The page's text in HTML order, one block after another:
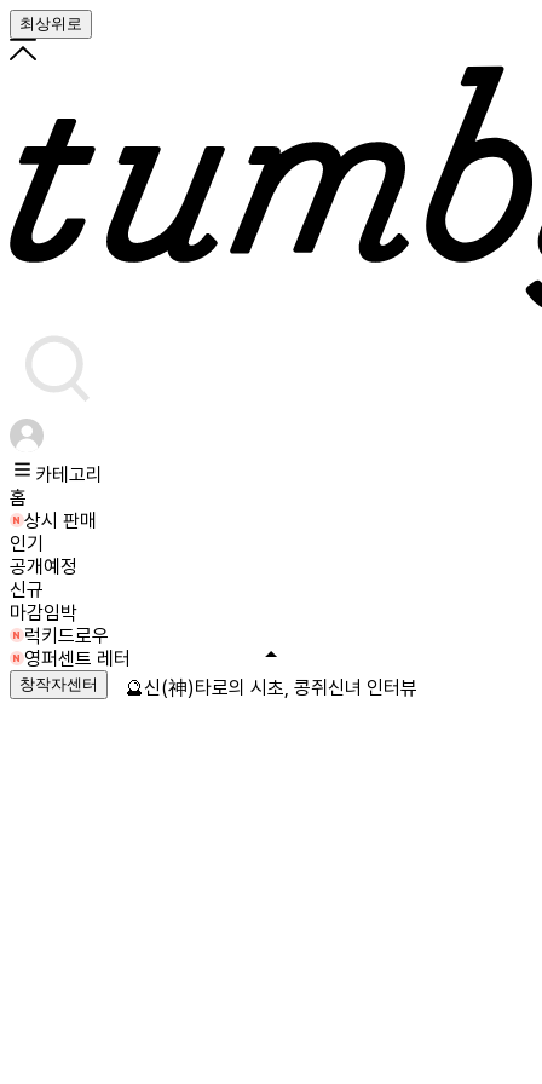
최상위로
카테고리
홈
상시 판매
인기
공개예정
신규
마감임박
럭키드로우
영퍼센트 레터
창작자센터 🔮신(神)타로의 시초, 콩쥐신녀 인터뷰